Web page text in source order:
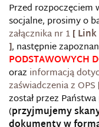
Przed rozpoczęciem
socjalne, prosimy o
załącznika nr 1
, następnie
PODSTAWOWYCH
oraz informacją
zaświadczenia z OPS
został przez
(przyjmujemy